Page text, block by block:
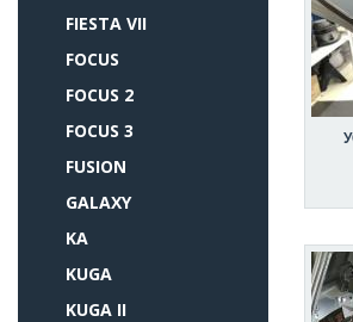
FIESTA VII
FOCUS
FOCUS 2
FOCUS 3
FUSION
GALAXY
KA
KUGA
KUGA II